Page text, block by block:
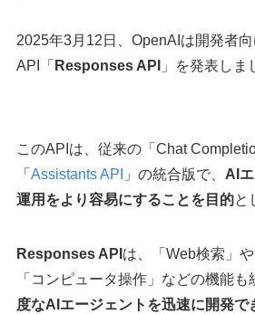
2025年3月12日、OpenAIは開発者
API「 Responses API 」を発表しま
このAPIは、従来の「Chat
「 Assistants API 」の統合版で、 AI
運用をより容易にすることを目的と
Responses API は、「Web検索」
「コンピュータ操作」などの機能
度なAIエージェントを迅速に開発で